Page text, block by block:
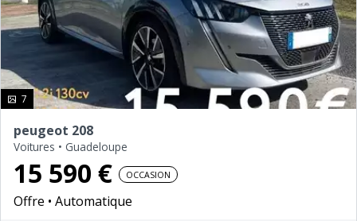
7 photo(s)
peugeot 208
Voitures • Guadeloupe
15 590 € OCCASION
Offre Automatique